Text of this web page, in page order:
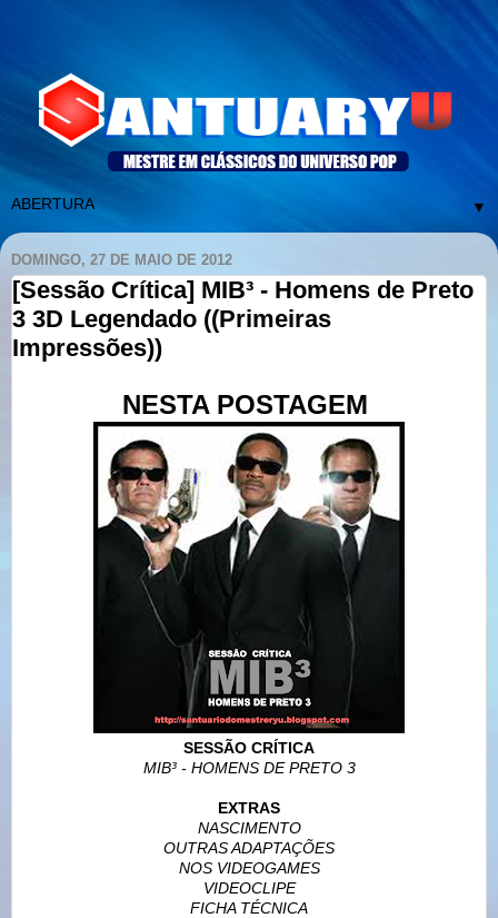
▼
DOMINGO, 27 DE MAIO DE 2012
[Sessão Crítica] MIB³ - Homens de Preto
3 3D Legendado ((Primeiras
Impressões))
NESTA POSTAGEM
SESSÃO CRÍTICA
MIB³ - HOMENS DE PRETO 3
EXTRAS
NASCIMENTO
OUTRAS ADAPTAÇÕES
NOS VIDEOGAMES
VIDEOCLIPE
FICHA TÉCNICA